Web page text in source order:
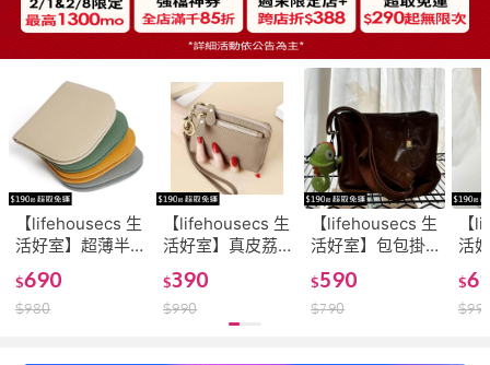
【lifehousecs 生
活好室】超薄半
月短夾 韓版 真皮
短夾 皮夾 錢包 零
錢包
$690
$980
【lifehousecs 生
活好室】真皮荔
枝紋卡夾零錢包
零錢包 拉鍊零錢
包 拉鍊錢包 錢包
$390
$990
【lifehousecs 生
活好室】包包掛
飾 變色龍吊飾 變
色龍零錢包 零錢
包(超可愛造型零
$590
$790
【
活
錢
斜
飾(
$
$